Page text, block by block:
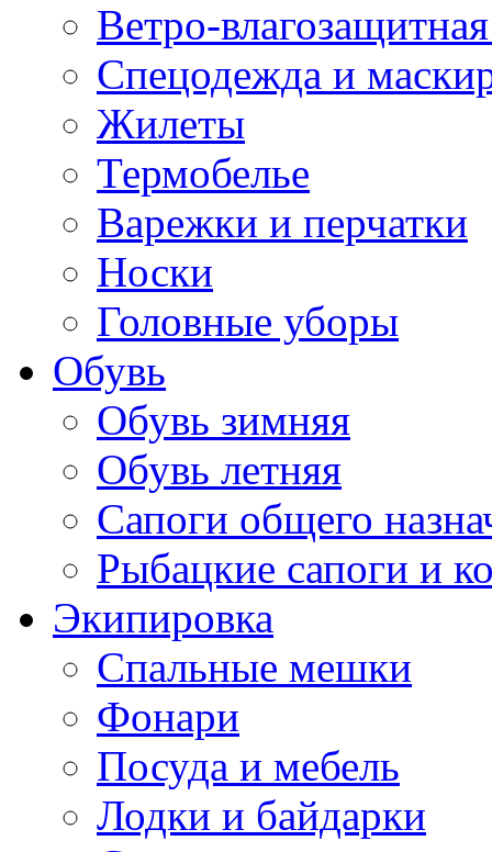
Ветро-
Спецодежда и
Жилеты
Термобелье
Варежки и перчатки
Носки
Головные уборы
Обувь
Обувь зимняя
Обувь летняя
Сапоги общего
Рыбацкие сапоги и
Экипировка
Спальные мешки
Фонари
Посуда и мебель
Лодки и байдарки